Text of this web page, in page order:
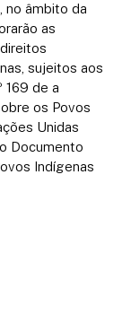
no âmbito da
as
sujeitos aos
169 de a
os Povos
Unidas
Documento
Indígenas